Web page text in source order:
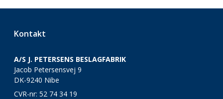
Kontakt
A/S J. PETERSENS BESLAGFABRIK
Jacob Petersensvej 9
DK-9240 Nibe
CVR-nr: 52 74 34 19